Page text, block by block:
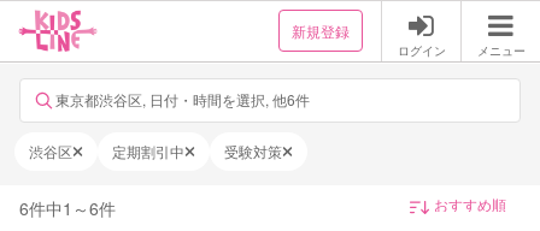
新規登録
ログイン メニュー
東京都渋谷区, 日付・時間を選択, 他6件
渋谷区 定期割引中 受験対策
6件中1 ～6件